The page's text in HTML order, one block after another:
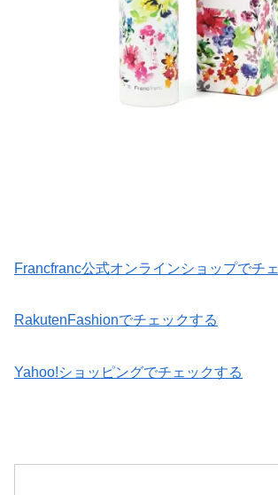
Francfranc公式オンラインショップでチ
RakutenFashionでチェックする
Yahoo!ショッピングでチェックする